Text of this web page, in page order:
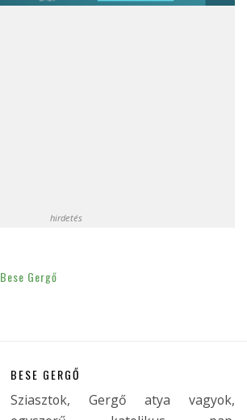
hirdetés
Bese Gergő
BESE GERGŐ
Sziasztok, Gergő atya vagyok,